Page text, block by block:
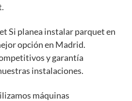
Si planea instalar parquet en
opción en Madrid.
y garantía
instalaciones.
máquinas